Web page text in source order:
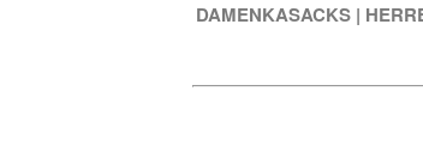
DAMENKASACKS |